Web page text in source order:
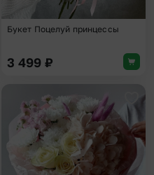
Букет Поцелуй принцессы
3 499 ₽
в избранное